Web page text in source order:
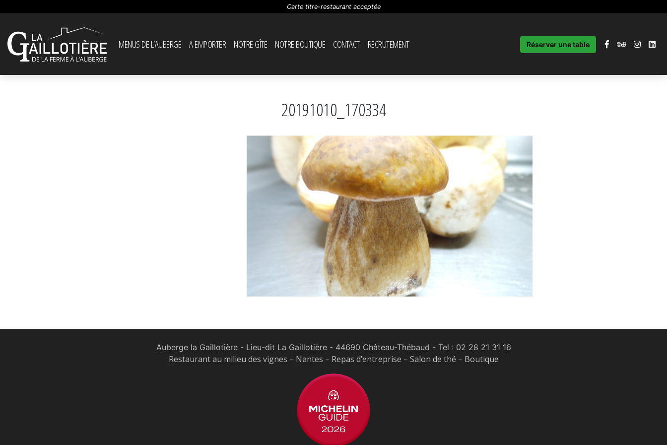
Carte titre-restaurant acceptée
MENUS DE L’AUBERGE A EMPORTER NOTRE GÎTE NOTRE BOUTIQUE CONTACT RECRUTEMENT Réserver une table
20191010_170334
Auberge la Gaillotière - Lieu-dit La Gaillotière - 44690 Château-Thébaud - Tel : 02 28 21 31 16
Restaurant au milieu des vignes – Nantes – Repas d’entreprise – Salon de thé – Boutique